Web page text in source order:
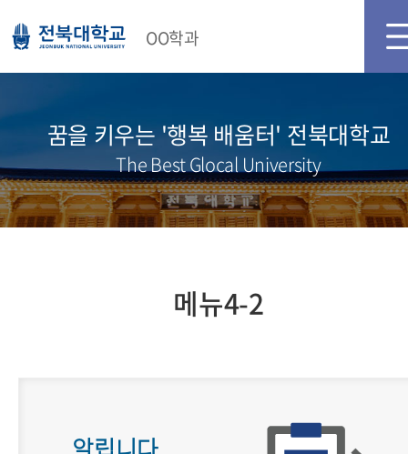
OO학과
꿈을 키우는 '행복 배움터' 전북대학교
The Best Glocal University
메뉴4-2